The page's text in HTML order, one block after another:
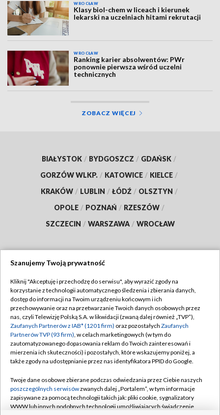
WROCŁAW
Klasy biol-chem w liceach i kierunek
lekarski na uczelniach hitami rekrutacji
WROCŁAW
Ranking karier absolwentów: PWr
ponownie pierwsza wśród uczelni
technicznych
ZOBACZ WIĘCEJ
BIAŁYSTOK / BYDGOSZCZ / GDAŃSK /
GORZÓW WLKP. / KATOWICE / KIELCE /
KRAKÓW / LUBLIN / ŁÓDŹ / OLSZTYN /
OPOLE / POZNAŃ / RZESZÓW /
SZCZECIN / WARSZAWA / WROCŁAW
TVP
Abonament TVP
Emisja w TVP
Centrum informacji TVP
Naziemna Telewizja Cyfrowa
Rada Programowa
System NOS
Regulamin TVP
Polityka prywatności
Moje zgody
Pomoc
Kontakt
Szanujemy Twoją prywatność
Kliknij "Akceptuję i przechodzę do serwisu", aby wyrazić zgody na
korzystanie z technologii automatycznego śledzenia i zbierania danych,
dostęp do informacji na Twoim urządzeniu końcowym i ich
przechowywanie oraz na przetwarzanie Twoich danych osobowych przez
nas, czyli Telewizję Polską S.A. w likwidacji (zwaną dalej również „TVP”),
Zaufanych Partnerów z IAB* (1201 firm) oraz pozostałych Zaufanych
Partnerów TVP (93 firm), w celach marketingowych (w tym do
zautomatyzowanego dopasowania reklam do Twoich zainteresowań i
mierzenia ich skuteczności) i pozostałych, które wskazujemy poniżej, a
także zgody na udostępnianie przez nas identyfikatora PPID do Google.
Twoje dane osobowe zbierane podczas odwiedzania przez Ciebie naszych
poszczególnych serwisówzwanych dalej „Portalem”, w tym informacje
zapisywane za pomocą technologii takich jak: pliki cookie, sygnalizatory
WWW lub innych podobnych technologii umożliwiających świadczenie